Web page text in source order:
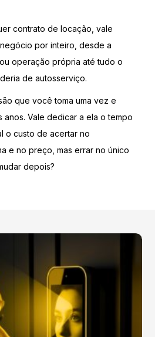
contrato de locação, vale
por inteiro, desde a
operação própria até tudo o
de autosserviço.
que você toma uma vez e
Vale dedicar a ela o tempo
o custo de acertar no
e no preço, mas errar no único
depois?